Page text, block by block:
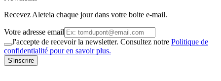
Recevez Aleteia chaque jour dans votre boite e-mail.
Votre adresse email
J'accepte de recevoir la newsletter. Consultez notre Politique de
confidentialité pour en savoir plus.
S'inscrire